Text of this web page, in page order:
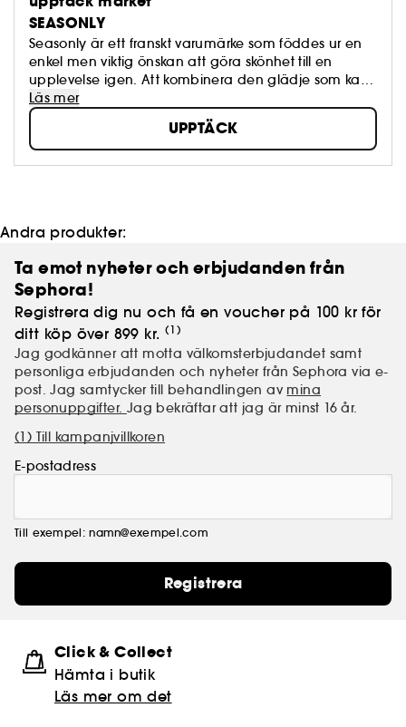
SEASONLY
Seasonly är ett franskt varumärke som föddes ur en
enkel men viktig önskan att göra skönhet till en
upplevelse igen. Att kombinera den glädje som kan
kännas med den effektivitet som kan ses, verkligen.
Läs mer
UPPTÄCK
Andra produkter:
Ta emot nyheter och erbjudanden från
Sephora!
Registrera dig nu och få en voucher på 100 kr för
ditt köp över 899 kr. (1)
Jag godkänner att motta välkomsterbjudandet samt
personliga erbjudanden och nyheter från Sephora via e-
post. Jag samtycker till behandlingen av mina
personuppgifter. Jag bekräftar att jag är minst 16 år.
(1) Till kampanjvillkoren
E-postadress
Till exempel: namn@exempel.com
Registrera
Click & Collect
Hämta i butik​
Läs mer om det